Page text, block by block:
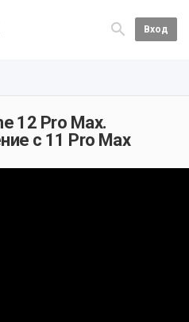
Вход
12 Pro Max.
с 11 Pro Max